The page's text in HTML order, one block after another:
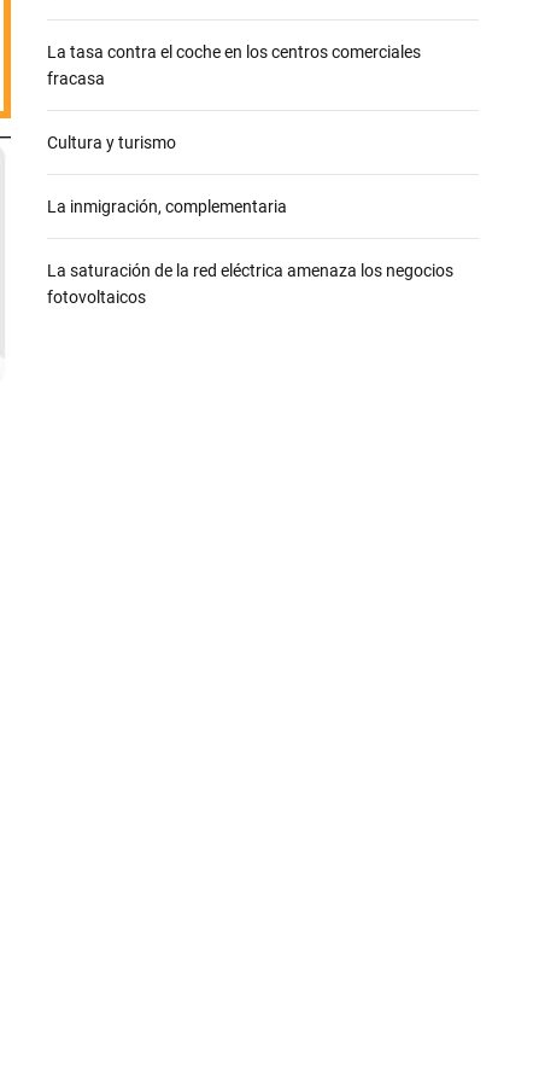
La tasa contra el coche en los centros comerciales
fracasa
Cultura y turismo
La inmigración, complementaria
La saturación de la red eléctrica amenaza los negocios
fotovoltaicos